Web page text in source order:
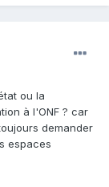
ou la
à l'ONF ? car
demander
espaces